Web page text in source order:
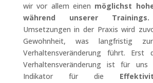
wir vor allem einen möglichst
während unserer Trainings.
Umsetzungen in der Praxis wird
Gewohnheit, was langfristig
Verhaltensveränderung führt. Erst
Verhaltensveränderung ist für uns
Indikator für die